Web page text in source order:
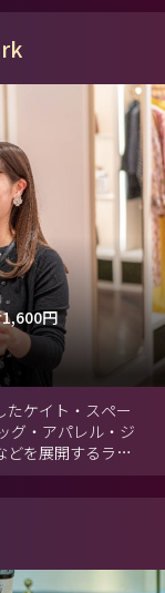
円
たケイト・スペー
グ・アパレル・ジ
どを展開するライ